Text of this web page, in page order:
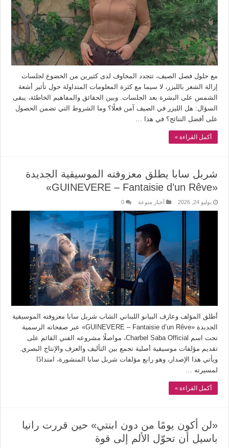
مع حلول فصل الصيف، تتجدد المخاوف لدى كثيرين من الخضوع لجلسات
إزالة الشعر بالليزر، لا سيما مع كثرة المعلومات المتداولة حول تأثير أشعة
الشمس على البشرة بعد الجلسات. وبين الحقائق والمفاهيم الخاطئة، يبقى
السؤال: هل الليزر في الصيف آمن فعلًا؟ وما الشروط التي تضمن الحصول
على أفضل النتائج؟ في هذا …
أكمل القراءة »
شربل سابا يطلق معزوفته الموسيقية الجديدة
«GUINEVERE – Fantaisie d’un Rêve»
يوليو 24, 2026 أخبار منوعة 0
أطلق المؤلف وعازف البيانو اللبناني الشاب شربل سابا معزوفته الموسيقية
الجديدة «GUINEVERE – Fantaisie d’un Rêve» عبر صفحاته الرسمية
تحت اسم Charbel Saba Official، مواصلًا مشروعه الفني القائم على
تقديم مؤلفات موسيقية أصلية تجمع بين التأليف والعزف والإنتاج البصري.
ويأتي هذا الإصدار، وهو رابع مؤلفات شربل سابا المنشورة، امتدادًا
لمسيرته …
أكمل القراءة »
«لن أكون يومًا من دون ابنتي» حين قررت رانيا
باسيل أن تحوّل الألم إلى قوة